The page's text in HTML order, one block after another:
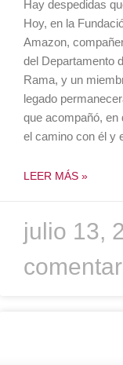
Hay despedidas
Hoy, en la
Amazon,
del Departamento
Rama, y un
legado
que acompañó,
el camino con él y
LEER MÁS »
julio 13,